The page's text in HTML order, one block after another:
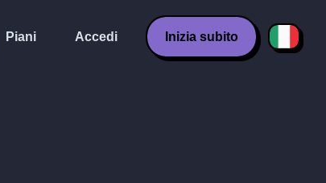
Piani Accedi Inizia subito